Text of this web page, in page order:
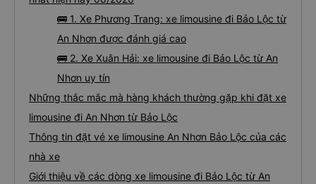
🚌 1. Xe Phương Trang: xe limousine đi Bảo Lộc từ
An Nhơn được đánh giá cao
🚌 2. Xe Xuân Hải: xe limousine đi Bảo Lộc từ An
Nhơn uy tín
Những thắc mắc mà hàng khách thường gặp khi đặt xe
limousine đi An Nhơn từ Bảo Lộc
Thông tin đặt vé xe limousine An Nhơn Bảo Lộc của các
nhà xe
Giới thiệu về các dòng xe limousine đi Bảo Lộc từ An